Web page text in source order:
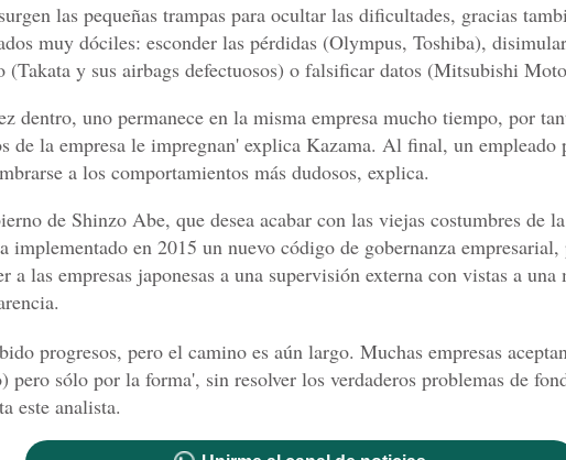
las pequeñas trampas para ocultar las dificultades, gracias
muy dóciles: esconder las pérdidas (Olympus, Toshiba),
(Takata y sus airbags defectuosos) o falsificar datos (Mitsubishi
dentro, uno permanece en la misma empresa mucho tiempo, por
de la empresa le impregnan' explica Kazama. Al final, un empleado
a los comportamientos más dudosos, explica.
de Shinzo Abe, que desea acabar con las viejas costumbres de
implementado en 2015 un nuevo código de gobernanza empresarial,
a las empresas japonesas a una supervisión externa con vistas a una
progresos, pero el camino es aún largo. Muchas empresas
pero sólo por la forma', sin resolver los verdaderos problemas de
este analista.